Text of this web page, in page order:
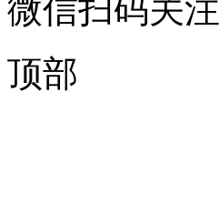
微信扫码关注
顶部